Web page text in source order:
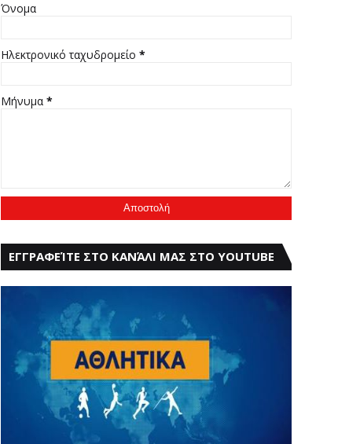
Όνομα
Ηλεκτρονικό ταχυδρομείο *
Μήνυμα *
ΕΓΓΡΑΦΕΊΤΕ ΣΤΟ ΚΑΝΆΛΙ ΜΑΣ ΣΤΟ YOUTUBE